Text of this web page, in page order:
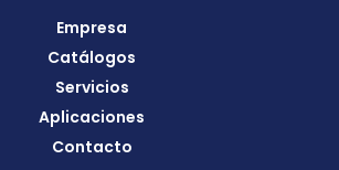
Empresa
Catálogos
Servicios
Aplicaciones
Contacto